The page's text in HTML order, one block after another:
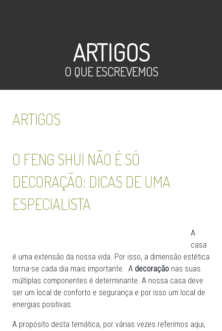
ARTIGOS
O QUE ESCREVEMOS
ARTIGOS
O FENG SHUI NÃO É SÓ
DECORAÇÃO: DICAS DE UMA
ESPECIALISTA
A
casa
é uma extensão da nossa vida. Por isso, a dimensão estética
torna-se cada dia mais importante. A decoração nas suas
múltiplas componentes é determinante. A nossa casa deve
ser um local de conforto e segurança e por isso um local de
energias positivas.
A propósito desta temática, por várias vezes referimos aqui,